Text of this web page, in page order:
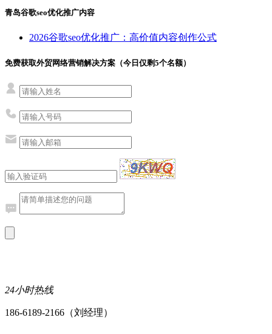
青岛谷歌seo优化推广内容
2026谷歌seo优化推广：高价值内容创作公式
免费获取外贸网络营销解决方案（今日仅剩5个名额）
24小时热线
186-6189-2166（刘经理）